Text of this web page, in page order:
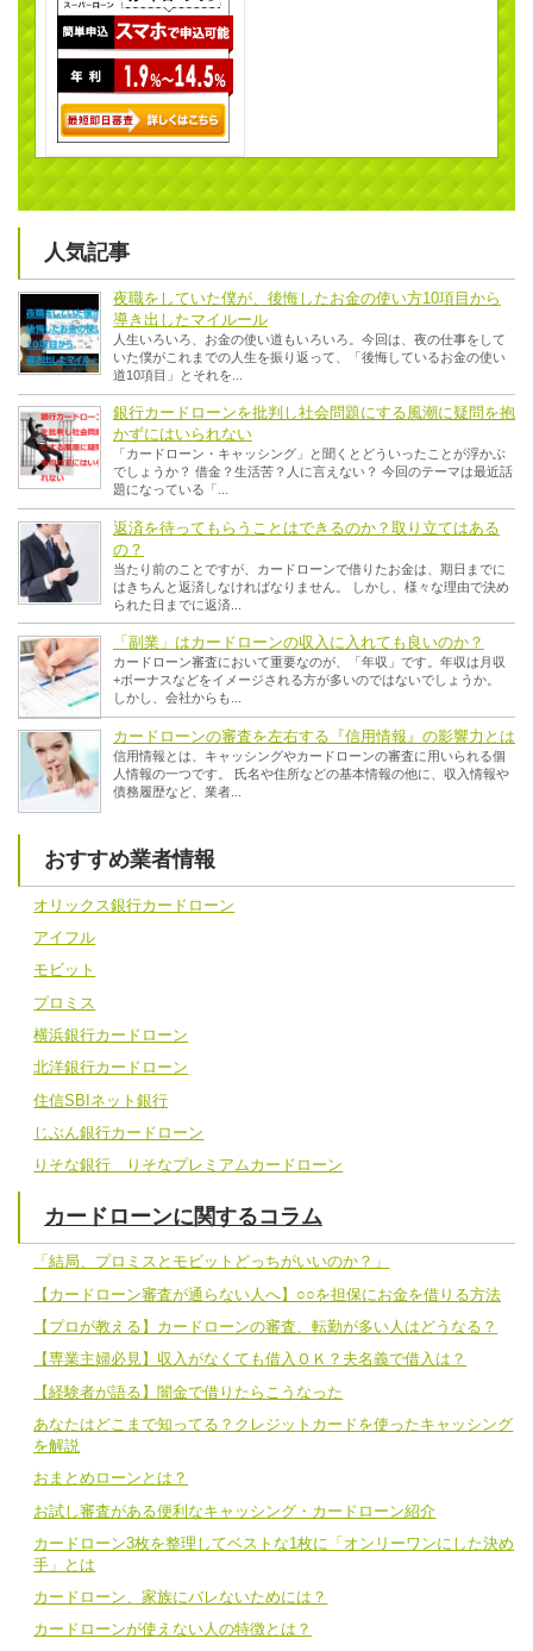
人気記事
夜職をしていた僕が、後悔したお金の使い方10項目から
導き出したマイルール
人生いろいろ、お金の使い道もいろいろ。今回は、夜の仕事をして
いた僕がこれまでの人生を振り返って、「後悔しているお金の使い
道10項目」とそれを...
銀行カードローンを批判し社会問題にする風潮に疑問を抱
かずにはいられない
「カードローン・キャッシング」と聞くとどういったことが浮かぶ
でしょうか？ 借金？生活苦？人に言えない？ 今回のテーマは最近話
題になっている「...
返済を待ってもらうことはできるのか？取り立てはある
の？
当たり前のことですが、カードローンで借りたお金は、期日までに
はきちんと返済しなければなりません。 しかし、様々な理由で決め
られた日までに返済...
「副業」はカードローンの収入に入れても良いのか？
カードローン審査において重要なのが、「年収」です。年収は月収
+ボーナスなどをイメージされる方が多いのではないでしょうか。
しかし、会社からも...
カードローンの審査を左右する『信用情報』の影響力とは
信用情報とは、キャッシングやカードローンの審査に用いられる個
人情報の一つです。 氏名や住所などの基本情報の他に、収入情報や
債務履歴など、業者...
おすすめ業者情報
オリックス銀行カードローン
アイフル
モビット
プロミス
横浜銀行カードローン
北洋銀行カードローン
住信SBIネット銀行
じぶん銀行カードローン
りそな銀行 りそなプレミアムカードローン
カードローンに関するコラム
「結局、プロミスとモビットどっちがいいのか？」
【カードローン審査が通らない人へ】○○を担保にお金を借りる方法
【プロが教える】カードローンの審査、転勤が多い人はどうなる？
【専業主婦必見】収入がなくても借入ＯＫ？夫名義で借入は？
【経験者が語る】闇金で借りたらこうなった
あなたはどこまで知ってる？クレジットカードを使ったキャッシング
を解説
おまとめローンとは？
お試し審査がある便利なキャッシング・カードローン紹介
カードローン3枚を整理してベストな1枚に「オンリーワンにした決め
手」とは
カードローン、家族にバレないためには？
カードローンが使えない人の特徴とは？